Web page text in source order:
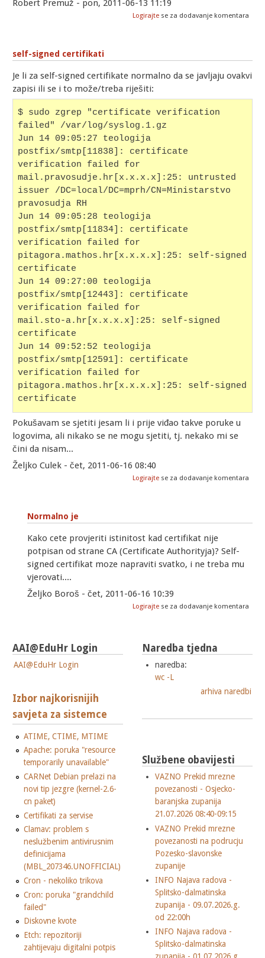
Robert Premuž - pon, 2011-06-13 11:19
Logirajte se za dodavanje komentara
self-signed certifikati
Je li za self-signed certifikate normalno da se javljaju ovakvi
zapisi ili se i to može/treba riješiti:
$ sudo zgrep "certificate verification
failed" /var/log/syslog.1.gz
Jun 14 09:05:27 teologija
postfix/smtp[11838]: certificate
verification failed for
mail.pravosudje.hr[x.x.x.x]:25: untrusted
issuer /DC=local/DC=mprh/CN=Ministarstvo
pravosudja RH
Jun 14 09:05:28 teologija
postfix/smtp[11834]: certificate
verification failed for
pitagora.mathos.hr[x.x.x.x]:25: self-signed
certificate
Jun 14 09:27:00 teologija
postfix/smtp[12443]: certificate
verification failed for
mail.sto-a.hr[x.x.x.x]:25: self-signed
certificate
Jun 14 09:52:52 teologija
postfix/smtp[12591]: certificate
verification failed for
pitagora.mathos.hr[x.x.x.x]:25: self-signed
certificate
Pokušavam se sjetiti jesam li i prije viđao takve poruke u
logovima, ali nikako se ne mogu sjetiti, tj. nekako mi se
čini da nisam...
Željko Culek - čet, 2011-06-16 08:40
Logirajte se za dodavanje komentara
Normalno je
Kako cete provjeriti istinitost kad certifikat nije
potpisan od strane CA (Certificate Authorityja)? Self-
signed certifikat moze napraviti svatko, i ne treba mu
vjerovati....
Željko Boroš - čet, 2011-06-16 10:39
Logirajte se za dodavanje komentara
AAI@EduHr Login
AAI@EduHr Login
Izbor najkorisnijih
savjeta za sistemce
ATIME, CTIME, MTIME
Apache: poruka "resource
temporarily unavailable"
CARNet Debian prelazi na
novi tip jezgre (kernel-2.6-
cn paket)
Certifikati za servise
Clamav: problem s
neslužbenim antivirusnim
definicijama
(MBL_207346.UNOFFICIAL)
Cron - nekoliko trikova
Cron: poruka "grandchild
failed"
Diskovne kvote
Etch: repozitoriji
zahtijevaju digitalni potpis
Naredba tjedna
naredba:
wc -L
arhiva naredbi
Službene obavijesti
VAZNO Prekid mrezne
povezanosti - Osjecko-
baranjska zupanija
21.07.2026 08:40-09:15
VAZNO Prekid mrezne
povezanosti na podrucju
Pozesko-slavonske
zupanije
INFO Najava radova -
Splitsko-dalmatinska
zupanija - 09.07.2026.g.
od 22:00h
INFO Najava radova -
Splitsko-dalmatinska